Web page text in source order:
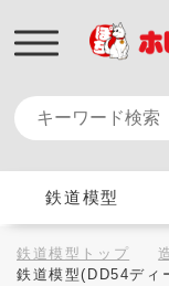
鉄道模型
鉄道模型トップ
鉄道模型(DD54ディ